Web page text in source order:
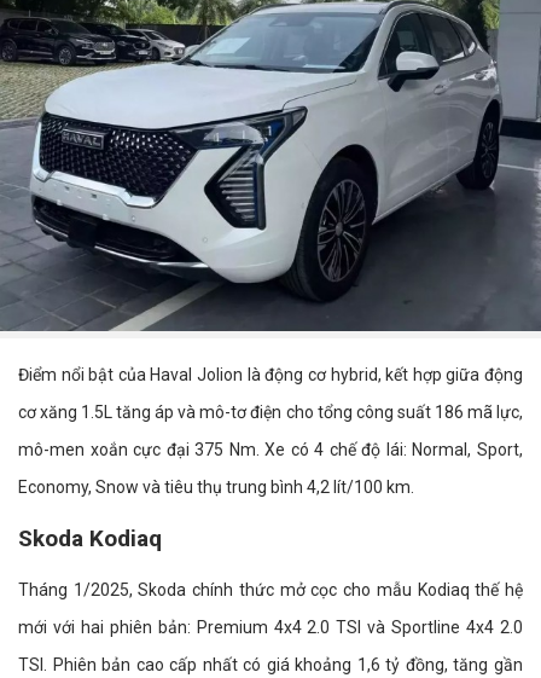
Điểm nổi bật của Haval Jolion là động cơ hybrid, kết hợp giữa động
cơ xăng 1.5L tăng áp và mô-tơ điện cho tổng công suất 186 mã lực,
mô-men xoắn cực đại 375 Nm. Xe có 4 chế độ lái: Normal, Sport,
Economy, Snow và tiêu thụ trung bình 4,2 lít/100 km.
Skoda Kodiaq
Tháng 1/2025, Skoda chính thức mở cọc cho mẫu Kodiaq thế hệ
mới với hai phiên bản: Premium 4x4 2.0 TSI và Sportline 4x4 2.0
TSI. Phiên bản cao cấp nhất có giá khoảng 1,6 tỷ đồng, tăng gần